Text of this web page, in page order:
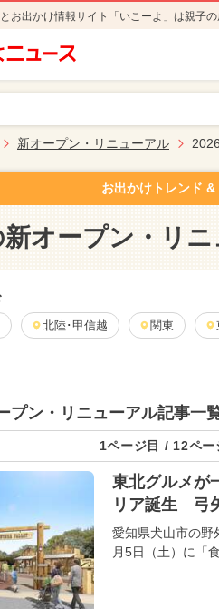
お出かけ情報サイト「いこーよ」は親子
新オープン・リニューアル
お出かけトレンド &
オープン・リ
北陸･甲信越 関東
プン・リニューアル記事一
1ページ目 / 12ペー
東北グルメが
リア誕生 弓
愛知県犬山市の野
月5日（土）に「